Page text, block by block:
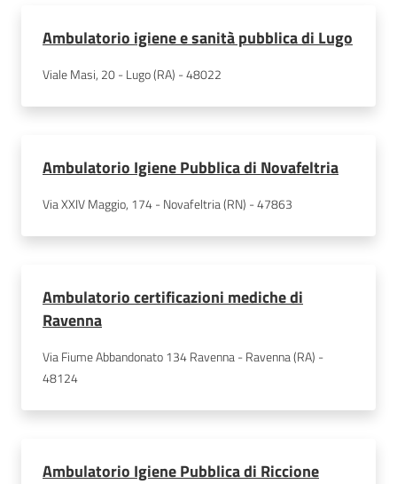
Ambulatorio igiene e sanità pubblica di Lugo
Viale Masi, 20 - Lugo (RA) - 48022
Ambulatorio Igiene Pubblica di Novafeltria
Via XXIV Maggio, 174 - Novafeltria (RN) - 47863
Ambulatorio certificazioni mediche di
Ravenna
Via Fiume Abbandonato 134 Ravenna - Ravenna (RA) -
48124
Ambulatorio Igiene Pubblica di Riccione